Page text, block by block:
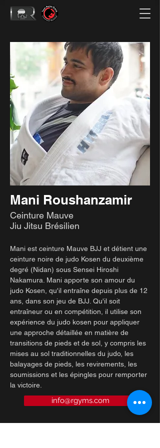
Mani Roushanzamir
Ceinture Mauve
Jiu Jitsu Brésilien
Mani est ceinture Mauve BJJ et détient une
ceinture noire de judo Kosen du deuxième
degré (Nidan) sous Sensei Hiroshi
Nakamura. Mani apporte son amour du
judo Kosen, qu'il entraîne depuis plus de 12
ans, dans son jeu de BJJ. Qu'il soit
entraîneur ou en compétition, il utilise son
expérience du judo kosen pour appliquer
une approche détaillée en matière de
transitions de pieds et de sol, y compris les
mises au sol traditionnelles du judo, les
balayages de pieds, les revirements, les
soumissions et les épingles pour remporter
la victoire.
info@rgyms.com